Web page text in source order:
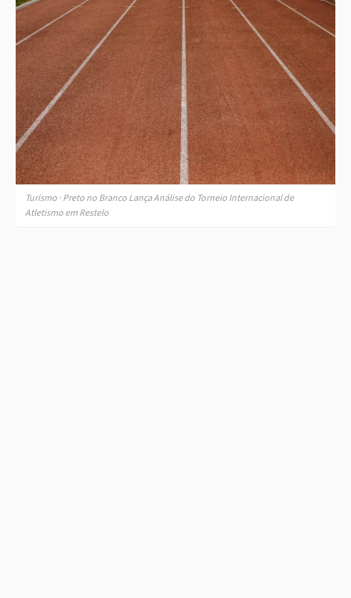
Turismo · Preto no Branco Lança Análise do Torneio Internacional de
Atletismo em Restelo